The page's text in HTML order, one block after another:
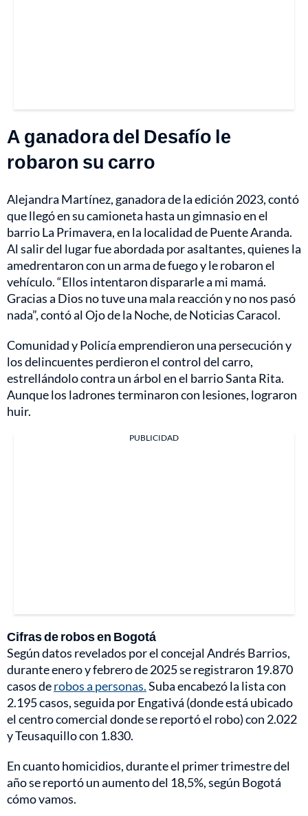
A ganadora del Desafío le
robaron su carro
Alejandra Martínez, ganadora de la edición 2023, contó
que llegó en su camioneta hasta un gimnasio en el
barrio La Primavera, en la localidad de Puente Aranda.
Al salir del lugar fue abordada por asaltantes, quienes la
amedrentaron con un arma de fuego y le robaron el
vehículo. “Ellos intentaron dispararle a mi mamá.
Gracias a Dios no tuve una mala reacción y no nos pasó
nada”, contó al Ojo de la Noche, de Noticias Caracol.
Comunidad y Policía emprendieron una persecución y
los delincuentes perdieron el control del carro,
estrellándolo contra un árbol en el barrio Santa Rita.
Aunque los ladrones terminaron con lesiones, lograron
huir.
PUBLICIDAD
Cifras de robos en Bogotá
Según datos revelados por el concejal Andrés Barrios,
durante enero y febrero de 2025 se registraron 19.870
casos derobos a personas.Suba encabezó la lista con
2.195 casos, seguida por Engativá (donde está ubicado
el centro comercial donde se reportó el robo) con 2.022
y Teusaquillo con 1.830.
En cuanto homicidios, durante el primer trimestre del
año se reportó un aumento del 18,5%, según Bogotá
cómo vamos.